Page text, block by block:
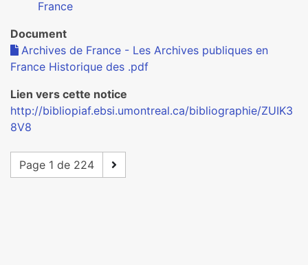
France
Document
Archives de France - Les Archives publiques en
France Historique des .pdf
Lien vers cette notice
http://bibliopiaf.ebsi.umontreal.ca/bibliographie/ZUIK3
8V8
Page 1 de 224